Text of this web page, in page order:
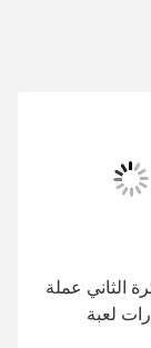
الثاني عملة
لعبة